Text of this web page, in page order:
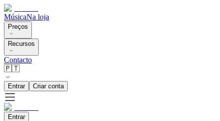
MúsicaNa loja
Preços
Recursos
Contacto
🇵🇹
Entrar Criar conta
Entrar